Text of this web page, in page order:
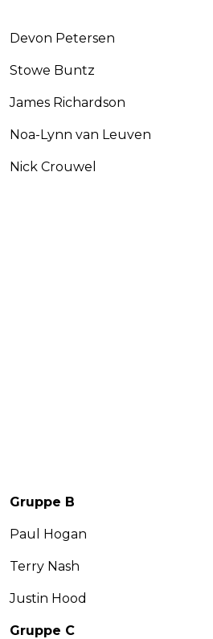
Devon Petersen
Stowe Buntz
James Richardson
Noa-Lynn van Leuven
Nick Crouwel
Gruppe B
Paul Hogan
Terry Nash
Justin Hood
Gruppe C